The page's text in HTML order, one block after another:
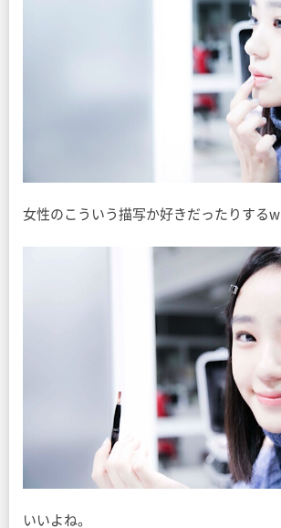
女性のこういう描写か好きだったりするw
いいよね。